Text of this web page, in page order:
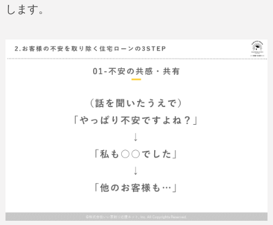
します。